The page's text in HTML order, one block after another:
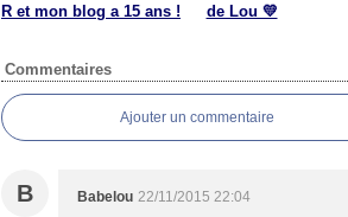
R et mon blog a 15 ans !
de Lou 💛
Commentaires
Ajouter un commentaire
B Babelou 22/11/2015 22:04